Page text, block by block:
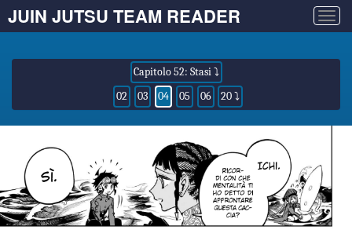
JUIN JUTSU TEAM READER
Capitolo 52: Stasi ⤵
02
03 04 05 06 20 ⤵